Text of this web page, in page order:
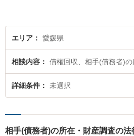
エリア 愛媛県
相談内容 債権回収、相手(債務者)
詳細条件 未選択
相手(債務者)の所在・財産調査の